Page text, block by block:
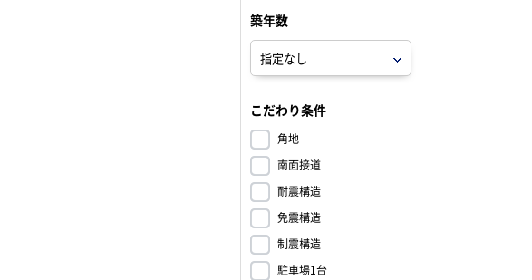
築年数
こだわり条件
角地
南面接道
耐震構造
免震構造
制震構造
駐車場1台